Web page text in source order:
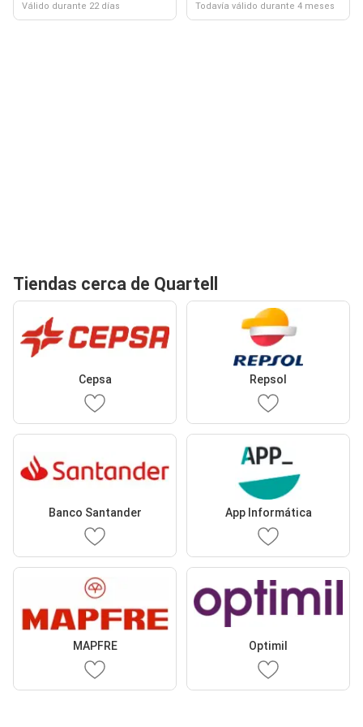
Válido durante 22 días Todavía válido durante 4 meses
Tiendas cerca de Quartell
Cepsa Repsol
Banco Santander App Informática
MAPFRE Optimil